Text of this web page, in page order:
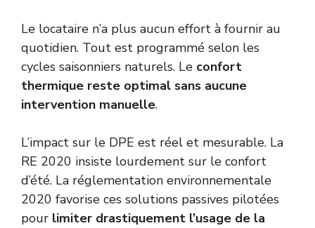
Le locataire n’a plus aucun effort à fournir au
quotidien. Tout est programmé selon les
cycles saisonniers naturels. Le confort
thermique reste optimal sans aucune
intervention manuelle.
L’impact sur le DPE est réel et mesurable. La
RE 2020 insiste lourdement sur le confort
d’été. La réglementation environnementale
2020 favorise ces solutions passives pilotées
pour limiter drastiquement l’usage de la